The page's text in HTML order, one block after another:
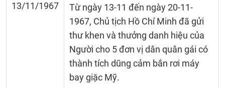
13/11/1967
Từ ngày 13-11 đến ngày 20-11-
1967, Chủ tịch Hồ Chí Minh đã gửi
thư khen và thưởng danh hiệu của
Người cho 5 đơn vị dân quân gái có
thành tích dũng cảm bắn rơi máy
bay giặc Mỹ.